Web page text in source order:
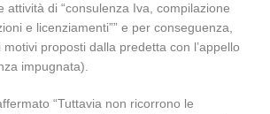
attività di “consulenza Iva, compilazione
e licenziamenti”” e per conseguenza,
proposti dalla predetta con l’appello
impugnata).
“Tuttavia non ricorrono le